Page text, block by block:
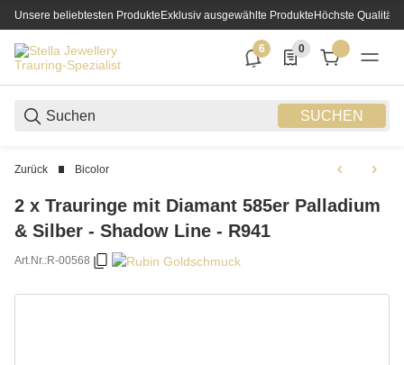
Unsere beliebtesten ProdukteExklusiv ausgewählte ProdukteHöchste Qualität
SUCHEN
6
6 neue Notifizierungen
0
0 Produkte in der
Zurück Bicolor
2 x Trauringe mit Diamant 585er Palladium
& Silber - Shadow Line - R941
Art.Nr.:R-00568